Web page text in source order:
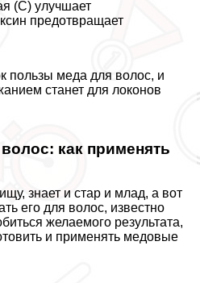
(С) улучшает
предотвращает
пользы меда для волос, и
станет для локонов
как применять
знает и стар и млад, а вот
его для волос, известно
желаемого результата,
и применять медовые